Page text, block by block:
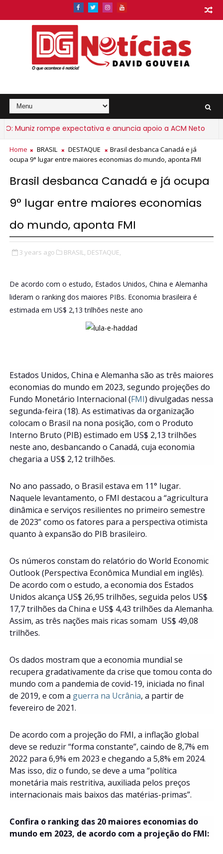
Muniz rompe expectativa e anuncia apoio a ACM Neto
Home BRASIL DESTAQUE
Brasil desbanca Canadá e já
ocupa 9° lugar entre maiores economias do mundo, aponta FMI
Brasil desbanca Canadá e já ocupa
9° lugar entre maiores economias
do mundo, aponta FMI
3 years ago BRASIL, DESTAQUE,
De acordo com o estudo, Estados Unidos, China e Alemanha
lideram o ranking dos maiores PIBs. Economia brasileira é
estimada em US$ 2,13 trilhões neste ano
Estados Unidos, China e Alemanha são as três maiores
economias do mundo em 2023, segundo projeções do
Fundo Monetário Internacional (FMI) divulgadas nessa
segunda-feira (18). As estimativas da organização
colocam o Brasil na nona posição, com o Produto
Interno Bruto (PIB) estimado em US$ 2,13 trilhões
neste ano, desbancando o Canadá, cuja economia
chegaria a US$ 2,12 trilhões.
No ano passado, o Brasil estava em 11° lugar.
Naquele levantamento, o FMI destacou a “agricultura
dinâmica e serviços resilientes no primeiro semestre
de 2023” como os fatores para a perspectiva otimista
quanto à expansão do PIB brasileiro.
Os números constam do relatório do World Economic
Outlook (Perspectiva Econômica Mundial em inglês).
De acordo com o estudo, a economia dos Estados
Unidos alcança US$ 26,95 trilhões, seguida pelos US$
17,7 trilhões da China e US$ 4,43 trilhões da Alemanha.
Assim, as três nações mais ricas somam US$ 49,08
trilhões.
Os dados mostram que a economia mundial se
recupera gradativamente da crise que tomou conta do
mundo com a pandemia de covid-19, iniciada no final
de 2019, e com a guerra na Ucrânia, a partir de
fevereiro de 2021.
De acordo com a projeção do FMI, a inflação global
deve se reduzir “forma constante”, caindo de 8,7% em
2022 para 6,9% em 2023 e chegando a 5,8% em 2024.
Mas isso, diz o fundo, se deve a uma “política
monetária mais restritiva, auxiliada pelos preços
internacionais mais baixos das matérias-primas”.
Confira o ranking das 20 maiores economias do
mundo em 2023, de acordo com a projeção do FMI: